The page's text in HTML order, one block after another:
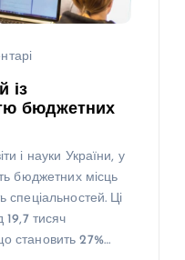
із
бюджетних
і науки України, у
бюджетних місць
спеціальностей. Ці
19,7 тисяч
становить 27%…